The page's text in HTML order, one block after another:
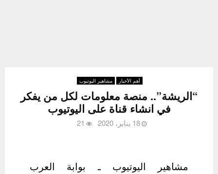
أهم الأخبار مشاهير اليوتيوب
“الريشة”.. منصة معلومات لكل من يفكر
في انشاء قناة على اليوتيوب
18 يناير، 2020 21
مشاهير اليوتيوب ـ بوابة العرب